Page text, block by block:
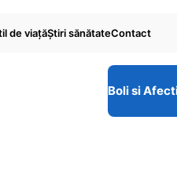
de viaţăŞtiri sănătateContact
Boli si